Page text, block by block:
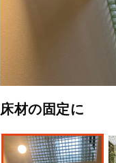
床材の固定に
天井材の固定に
側溝の蓋の固定に